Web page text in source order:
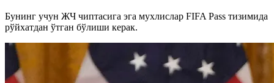
Бунинг учун ЖЧ чиптасига эга мухлислар FIFA Pass тизимида
рўйхатдан ўтган бўлиши керак.